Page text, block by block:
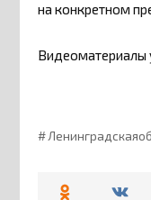
на конкретном